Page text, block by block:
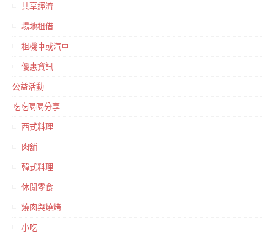
共享經濟
場地租借
租機車或汽車
優惠資訊
公益活動
吃吃喝喝分享
西式料理
肉舖
韓式料理
休閒零食
燒肉與燒烤
小吃